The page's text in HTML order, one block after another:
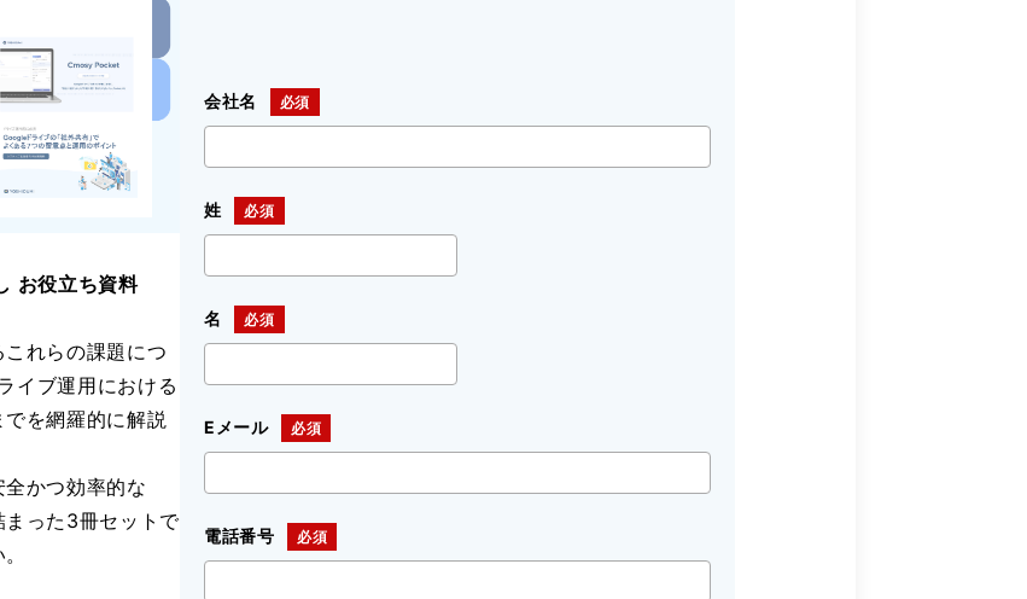
お役立ち資料
れらの課題につ
イブ運用における
を網羅的に解説
かつ効率的な
った3冊セットで
会社名
姓
名
Eメール
電話番号